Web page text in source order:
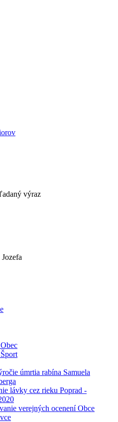
výraz
úmrtia rabína Samuela
lávky cez rieku Poprad -
verejných ocenení Obce